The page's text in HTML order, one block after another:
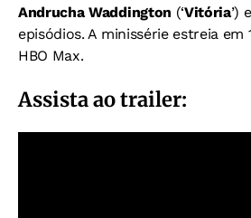
Andrucha Waddington (‘Vitória’)
episódios. A minissérie estreia em
HBO Max.
Assista ao trailer: